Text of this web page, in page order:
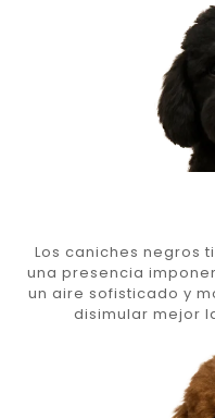
Los caniches negros
una presencia
un aire sofisticado y
disimular mejor